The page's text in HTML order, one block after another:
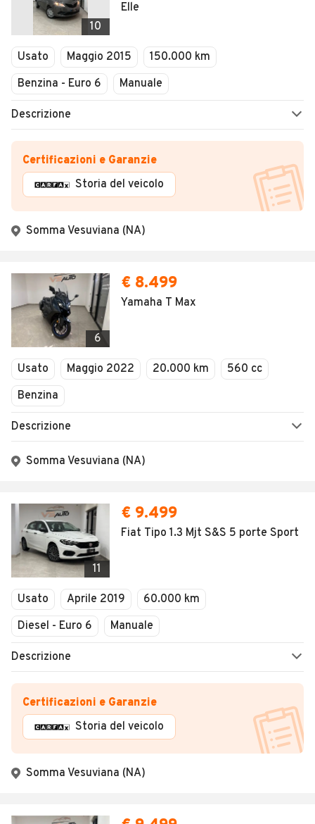
10
Elle
Usato Maggio 2015
150.000 km
Benzina - Euro 6
Manuale
Descrizione
Certificazioni e Garanzie
Storia del veicolo
Somma Vesuviana (NA)
6
€ 8.499
Yamaha T Max
Usato Maggio 2022 20.000 km
560 cc
Benzina
Descrizione
Somma Vesuviana (NA)
11
€ 9.499
Fiat Tipo 1.3 Mjt S&S 5 porte Sport
Usato Aprile 2019
60.000 km
Diesel - Euro 6
Manuale
Descrizione
Certificazioni e Garanzie
Storia del veicolo
Somma Vesuviana (NA)